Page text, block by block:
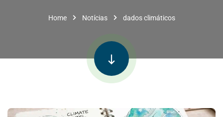
Home Notícias dados climáticos